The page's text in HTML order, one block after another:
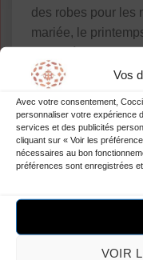
Vos
Avec votre consentement,
personnaliser votre expérience
services et des publicités
cliquant sur « Voir les
nécessaires au bon
préférences sont enregistrées
VOIR
des robes pour les
mariée, le
C’est très facile et
Les robes sans
comme aux
-42%